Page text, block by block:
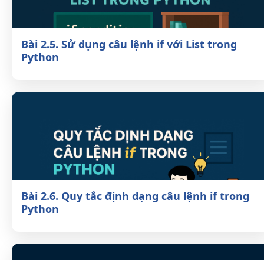
Bài 2.5. Sử dụng câu lệnh if với List trong
Python
Bài 2.6. Quy tắc định dạng câu lệnh if
trong Python